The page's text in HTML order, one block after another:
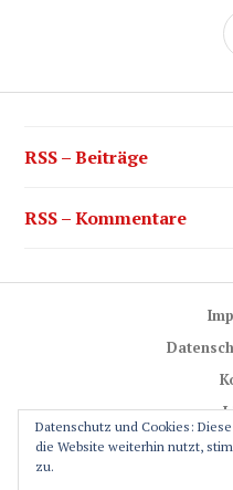
RSS – Beiträge
RSS – Kommentare
Datenschutz und Cookies:
die Website weiterhin nutzt,
zu.